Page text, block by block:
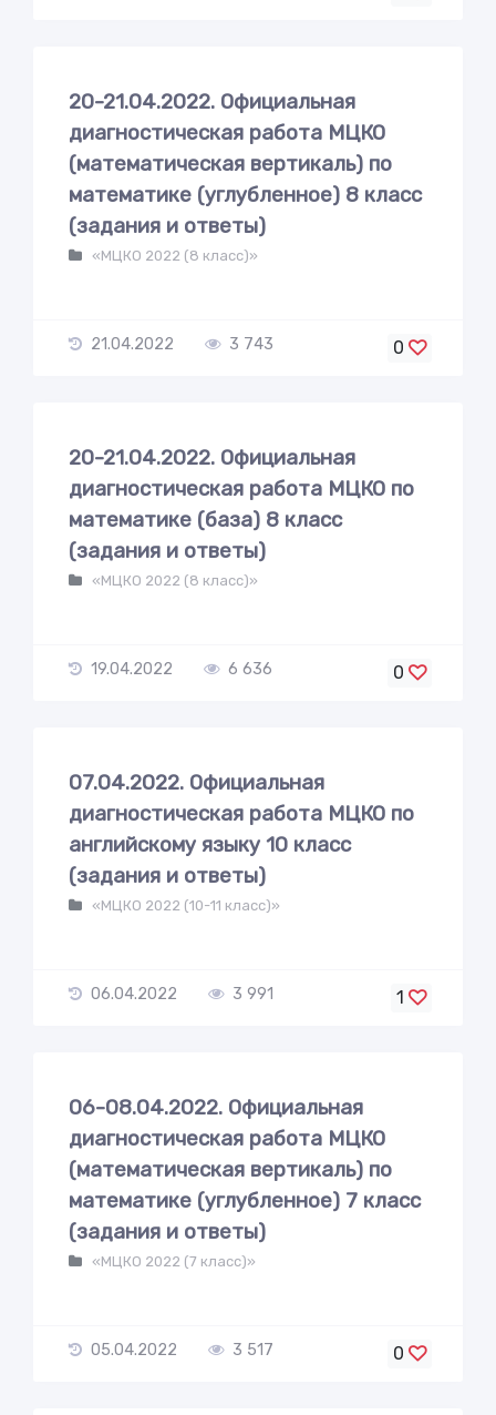
20-21.04.2022. Официальная
диагностическая работа МЦКО
(математическая вертикаль) по
математике (углубленное) 8 класс
(задания и ответы)
«МЦКО 2022 (8 класс)»
21.04.2022 3 743 0
20-21.04.2022. Официальная
диагностическая работа МЦКО по
математике (база) 8 класс
(задания и ответы)
«МЦКО 2022 (8 класс)»
19.04.2022 6 636 0
07.04.2022. Официальная
диагностическая работа МЦКО по
английскому языку 10 класс
(задания и ответы)
«МЦКО 2022 (10-11 класс)»
06.04.2022 3 991 1
06-08.04.2022. Официальная
диагностическая работа МЦКО
(математическая вертикаль) по
математике (углубленное) 7 класс
(задания и ответы)
«МЦКО 2022 (7 класс)»
05.04.2022 3 517 0